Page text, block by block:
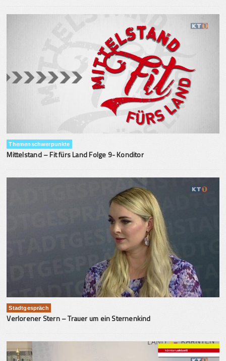
Themenschwerpunkte
Mittelstand – Fit fürs Land Folge 9- Konditor
Stadtgespräch
Verlorener Stern – Trauer um ein Sternenkind